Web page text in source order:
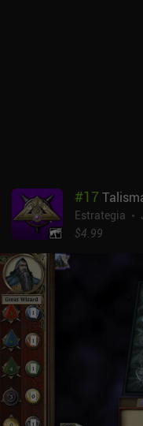
personalización, una
de usar y una tabla de
la calidad del arte y la
pasar por alto estas
una experiencia auténtica y
Guerra Mundial: Pacific
anuncios ni compras
#17
Estrategia
$4.99